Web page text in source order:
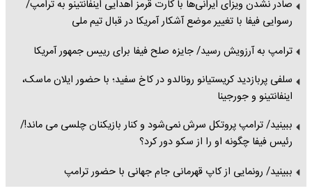
صادر نشدن ویزای ایرانی‌ها با کارت قرمز اهدایی اینفانتینو به ترامپ/
رسوایی فیفا با تغییر موضع آشکار آمریکا در قبال تیم ملی
ترامپ به آرزویش رسید/ جایزه صلح فیفا برای رییس جمهور آمریکا
سلفی پربازدید کریستیانو رونالدو در کاخ سفید؛ با حضور ایلان ماسک،
اینفانتینو و جورجینا
ببینید/ ترامپ پروتکل سرش نمی‌شود و کنار بازیکنان چلسی می ماند!/
رئیس فیفا چگونه او را از سکو دور کرد؟
ببینید/ رونمایی از کاپ قهرمانی جام جهانی با حضور ترامپ